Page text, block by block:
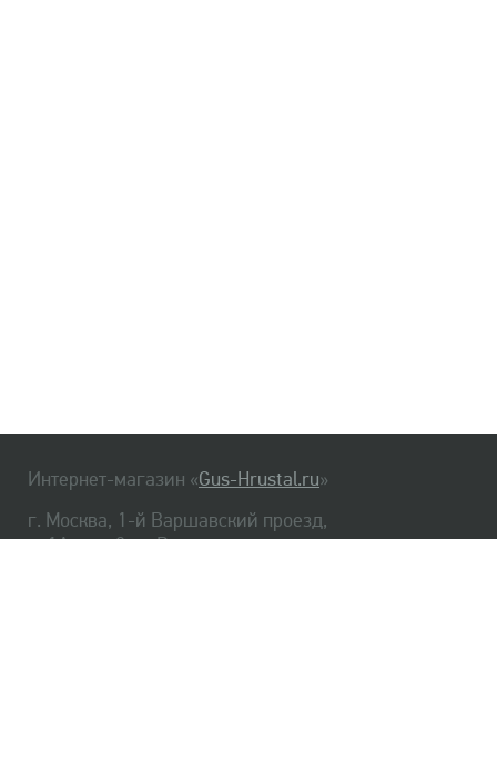
Интернет-магазин «Gus-Hrustal.ru»
г. Москва, 1-й Варшавский проезд,
д. 1А, стр. 3, м. Варшавская